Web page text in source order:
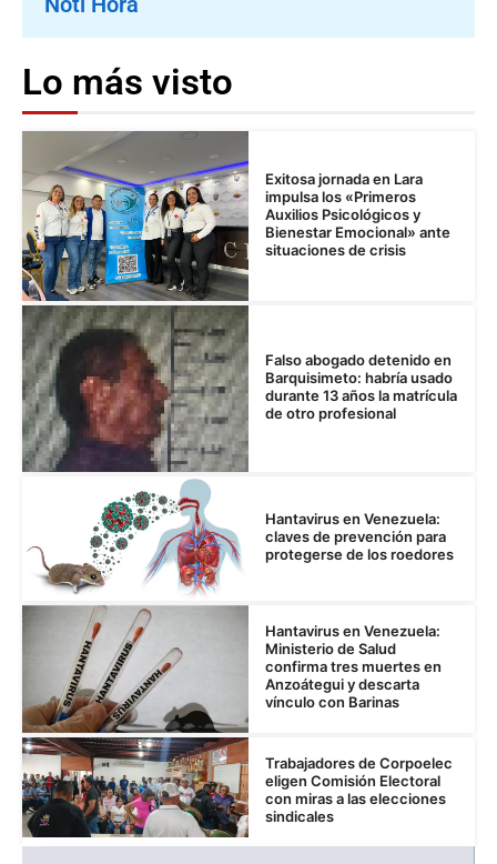
Lo más visto
Exitosa jornada en Lara
impulsa los «Primeros
Auxilios Psicológicos y
Bienestar Emocional» ante
situaciones de crisis
Falso abogado detenido en
Barquisimeto: habría usado
durante 13 años la matrícula
de otro profesional
Hantavirus en Venezuela:
claves de prevención para
protegerse de los roedores
Hantavirus en Venezuela:
Ministerio de Salud
confirma tres muertes en
Anzoátegui y descarta
vínculo con Barinas
Trabajadores de Corpoelec
eligen Comisión Electoral
con miras a las elecciones
sindicales